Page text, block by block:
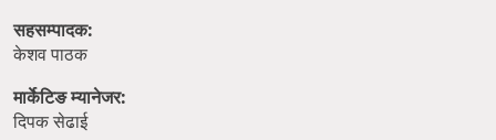
सहसम्पादक:
केशव पाठक
मार्केटिङ म्यानेजर:
दिपक सेढाई